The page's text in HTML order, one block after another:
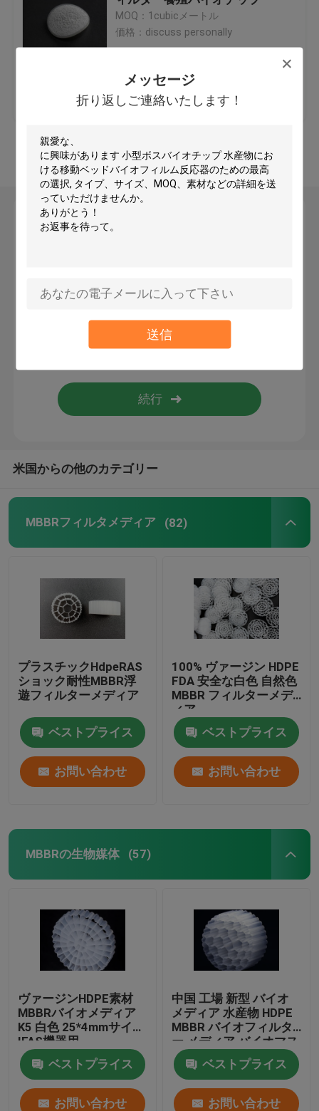
メッセージ
折り返しご連絡いたします！
送信
プラスチックフィルターメディア
フローティングフィルターメディア
K1 フィルターメディア
移動ベッド バイオフィルム 原子炉
生物フィルター媒体
MBBR キャリア
バイオブロックフィルターメディア
ポリ塩化ビニール シート山
MOQ：1cubicメートル
価格：discuss personally
ベストプライス
多くを見て下さい
米国からの他のカテゴリー
MBBRフィルタメディア (82)
プラスチックHdpeRAS
ショック耐性MBBR浮
遊フィルターメディア
ベストプライス
お問い合わせ
100% ヴァージン HDPE
FDA 安全な白色 自然色
MBBR フィルターメデ
ィア
ベストプライス
お問い合わせ
MBBRの生物媒体 (57)
ヴァージンHDPE素材
MBBRバイオメディア
K5 白色 25*4mmサイズ
IFAS機器用
ベストプライス
お問い合わせ
中国 工場 新型 バイオ
メディア 水産物 HDPE
MBBR バイオフィルタ
ー メディア バイオマス
キャリア 浮遊メディア
ベストプライス
お問い合わせ